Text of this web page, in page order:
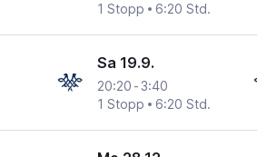
1 Stopp
6:20 Std.
Sa 19.9.
20:20 - 3:40
1 Stopp
6:20 Std.